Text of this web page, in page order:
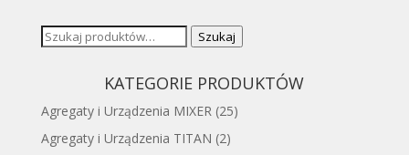
Szukaj: Szukaj
KATEGORIE PRODUKTÓW
Agregaty i Urządzenia MIXER (25)
Agregaty i Urządzenia TITAN (2)